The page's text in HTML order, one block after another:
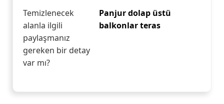
Temizlenecek
alanla ilgili
paylaşmanız
gereken bir detay
var mı?
Panjur dolap üstü
balkonlar teras